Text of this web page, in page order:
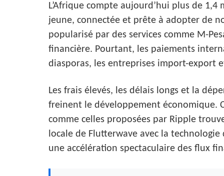
L’Afrique compte aujourd’hui plus de
jeune, connectée et prête à adopter de
popularisé par des services comme M-
financière. Pourtant, les paiements
diasporas, les entreprises import-export
Les frais élevés, les délais longs et la
freinent le développement économique.
comme celles proposées par Ripple
locale de Flutterwave avec la
une accélération spectaculaire des flux